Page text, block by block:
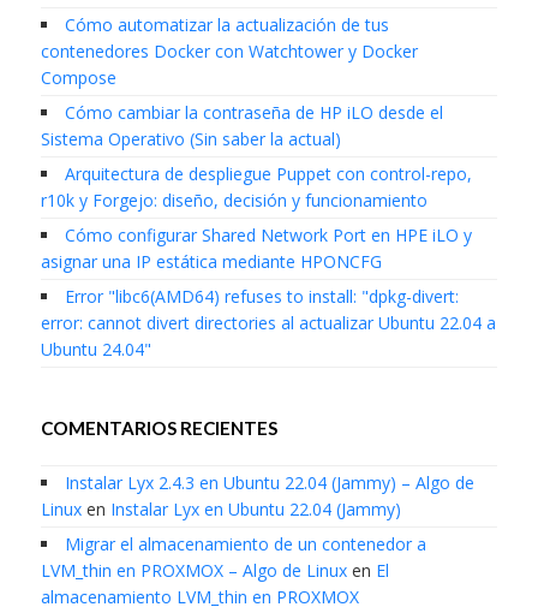
Cómo automatizar la actualización de tus
contenedores Docker con Watchtower y Docker
Compose
Cómo cambiar la contraseña de HP iLO desde el
Sistema Operativo (Sin saber la actual)
Arquitectura de despliegue Puppet con control-repo,
r10k y Forgejo: diseño, decisión y funcionamiento
Cómo configurar Shared Network Port en HPE iLO y
asignar una IP estática mediante HPONCFG
Error "libc6(AMD64) refuses to install: "dpkg-divert:
error: cannot divert directories al actualizar Ubuntu 22.04 a
Ubuntu 24.04"
COMENTARIOS RECIENTES
Instalar Lyx 2.4.3 en Ubuntu 22.04 (Jammy) – Algo de
Linuxen Instalar Lyx en Ubuntu 22.04 (Jammy)
Migrar el almacenamiento de un contenedor a
LVM_thin en PROXMOX – Algo de Linuxen El
almacenamiento LVM_thin en PROXMOX